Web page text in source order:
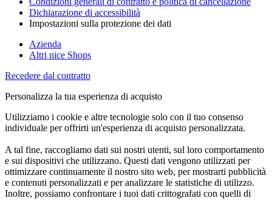
Dichiarazione di accessibilità
Impostazioni sulla protezione dei dati
Azienda
Altri nice Shops
Recedere dal contratto
Personalizza la tua esperienza di acquisto
Utilizziamo i cookie e altre tecnologie solo con il tuo consenso
individuale per offrirti un'esperienza di acquisto personalizzata.
A tal fine, raccogliamo dati sui nostri utenti, sul loro comportamento
e sui dispositivi che utilizzano. Questi dati vengono utilizzati per
ottimizzare continuamente il nostro sito web, per mostrarti pubblicità
e contenuti personalizzati e per analizzare le statistiche di utilizzo.
Inoltre, possiamo confrontare i tuoi dati crittografati con quelli di